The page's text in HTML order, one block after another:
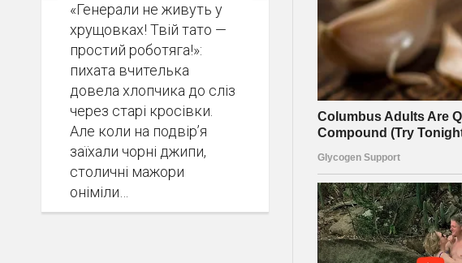
«Генерали не живуть у
хрущовках! Твій тато —
простий роботяга!»:
пихата вчителька
довела хлопчика до сліз
через старі кросівки.
Але коли на подвір’я
заїхали чорні джипи,
столичні мажори
оніміли…